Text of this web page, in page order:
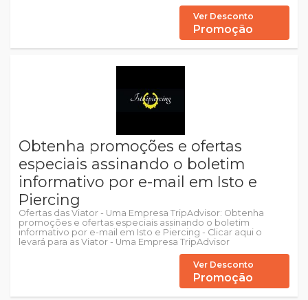
Ver Desconto
Promoção
Obtenha promoções e ofertas
especiais assinando o boletim
informativo por e-mail em Isto e
Piercing
Ofertas das Viator - Uma Empresa TripAdvisor: Obtenha
promoções e ofertas especiais assinando o boletim
informativo por e-mail em Isto e Piercing - Clicar aqui o
levará para as Viator - Uma Empresa TripAdvisor
Ver Desconto
Promoção